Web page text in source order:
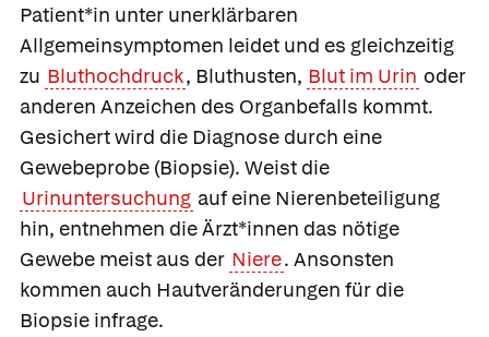
Patient*in unter unerklärbaren
Allgemeinsymptomen leidet und es gleichzeitig
zu Bluthochdruck, Bluthusten, Blut im Urin oder
anderen Anzeichen des Organbefalls kommt.
Gesichert wird die Diagnose durch eine
Gewebeprobe (Biopsie). Weist die
Urinuntersuchung auf eine Nierenbeteiligung
hin, entnehmen die Ärzt*innen das nötige
Gewebe meist aus der Niere. Ansonsten
kommen auch Hautveränderungen für die
Biopsie infrage.